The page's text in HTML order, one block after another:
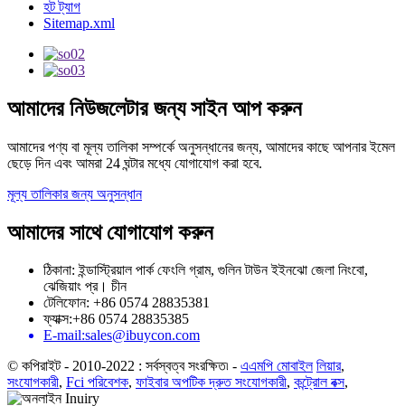
হট ট্যাগ
Sitemap.xml
আমাদের নিউজলেটার জন্য সাইন আপ করুন
আমাদের পণ্য বা মূল্য তালিকা সম্পর্কে অনুসন্ধানের জন্য, আমাদের কাছে আপনার ইমেল
ছেড়ে দিন এবং আমরা 24 ঘন্টার মধ্যে যোগাযোগ করা হবে.
মূল্য তালিকার জন্য অনুসন্ধান
আমাদের সাথে যোগাযোগ করুন
ঠিকানা: ইন্ডাস্ট্রিয়াল পার্ক ফেংলি গ্রাম, গুলিন টাউন ইইনঝো জেলা নিংবো,
ঝেজিয়াং প্র। চীন
টেলিফোন: +86 0574 28835381
ফ্যাক্স:+86 0574 28835385
E-mail:sales@ibuycon.com
© কপিরাইট - 2010-2022 : সর্বস্বত্ব সংরক্ষিত৷ - এএমপি মোবাইল লিয়ার,
সংযোগকারী, Fci পরিবেশক, ফাইবার অপটিক দ্রুত সংযোগকারী, কন্ট্রোল বক্স,